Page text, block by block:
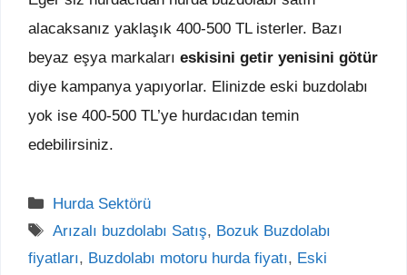
alacaksanız yaklaşık 400-500 TL isterler. Bazı
beyaz eşya markaları eskisini getir yenisini götür
diye kampanya yapıyorlar. Elinizde eski buzdolabı
yok ise 400-500 TL’ye hurdacıdan temin
edebilirsiniz.
Kategoriler
Hurda Sektörü
Etiketler
Arızalı buzdolabı Satış, Bozuk Buzdolabı
fiyatları, Buzdolabı motoru hurda fiyatı, Eski